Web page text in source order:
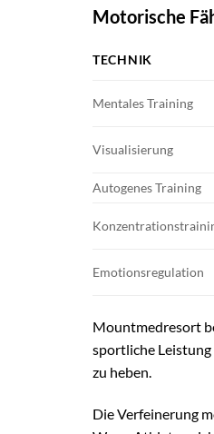
Motorische
TECHNIK
Mentales Training
Visualisierung
Autogenes Training
Emotionsregulation
Mountmedresort
sportliche Leistung
zu heben.
Die Verfeinerung